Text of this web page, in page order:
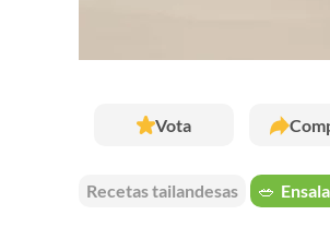
Vota
Recetas tailandesas 🥗